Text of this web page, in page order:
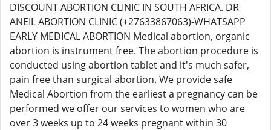
DISCOUNT ABORTION CLINIC IN SOUTH AFRICA. DR
ANEIL ABORTION CLINIC (+27633867063)-WHATSAPP
EARLY MEDICAL ABORTION Medical abortion, organic
abortion is instrument free. The abortion procedure is
conducted using abortion tablet and it's much safer,
pain free than surgical abortion. We provide safe
Medical Abortion from the earliest a pregnancy can be
performed we offer our services to women who are
over 3 weeks up to 24 weeks pregnant within 30